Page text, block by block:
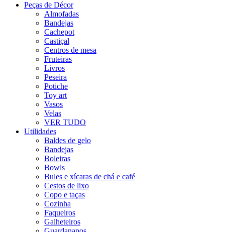
Peças de Décor
Almofadas
Bandejas
Cachepot
Castiçal
Centros de mesa
Fruteiras
Livros
Peseira
Potiche
Toy art
Vasos
Velas
VER TUDO
Utilidades
Baldes de gelo
Bandejas
Boleiras
Bowls
Bules e xícaras de chá e café
Cestos de lixo
Copo e taças
Cozinha
Faqueiros
Galheteiros